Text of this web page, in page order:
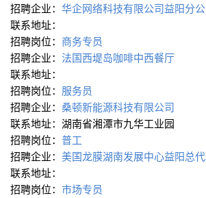
招聘企业： 华企网络科技有限公司益阳分
联系地址：
招聘岗位： 商务专员
招聘企业： 法国西堤岛咖啡中西餐厅
联系地址：
招聘岗位： 服务员
招聘企业： 桑顿新能源科技有限公司
联系地址：湖南省湘潭市九华工业园
招聘岗位： 普工
招聘企业： 美国龙膜湖南发展中心益阳总
联系地址：
招聘岗位： 市场专员